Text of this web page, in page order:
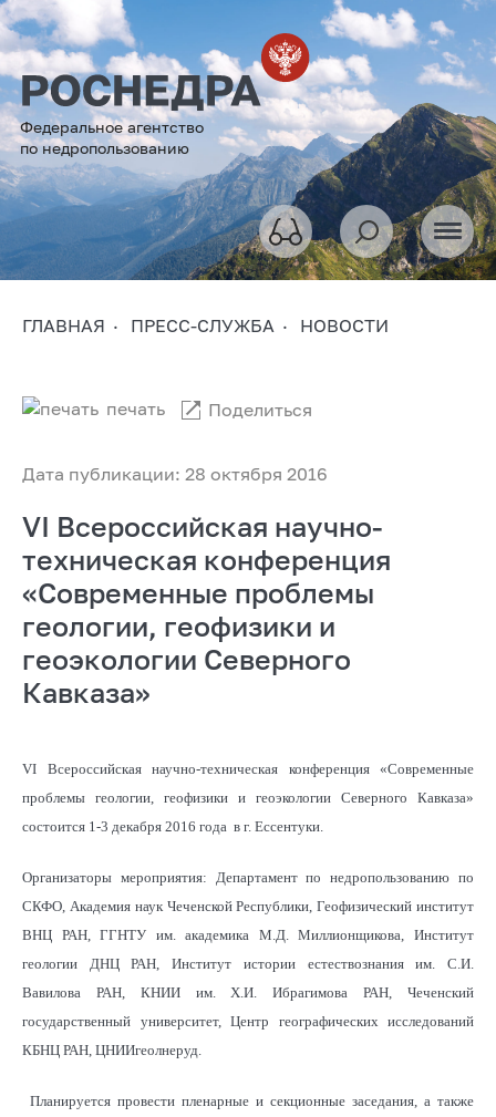
Федеральное агентство
по недропользованию
ГЛАВНАЯ ПРЕСС-СЛУЖБА НОВОСТИ
Дата публикации: 28 октября 2016
печать Поделиться
VI Всероссийская научно-
техническая конференция
«Cовременные проблемы
геологии, геофизики и
геоэкологии Северного
Кавказа»
VI Всероссийская научно-техническая конференция «Современные
проблемы геологии, геофизики и геоэкологии Северного Кавказа»
состоится 1-3 декабря 2016 года в г. Ессентуки.
Организаторы мероприятия: Департамент по недропользованию по
СКФО, Академия наук Чеченской Республики, Геофизический институт
ВНЦ РАН, ГГНТУ им. академика М.Д. Миллионщикова, Институт
геологии ДНЦ РАН, Институт истории естествознания им. С.И.
Вавилова РАН, КНИИ им. Х.И. Ибрагимова РАН, Чеченский
государственный университет, Центр географических исследований
КБНЦ РАН, ЦНИИгеолнеруд.
Планируется провести пленарные и секционные заседания, а также